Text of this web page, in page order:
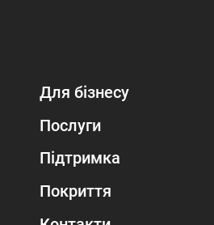
Для бізнесу
Послуги
Підтримка
Покриття